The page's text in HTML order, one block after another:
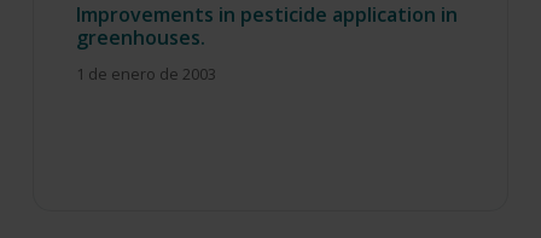
Improvements in pesticide application in
greenhouses.
1 de enero de 2003